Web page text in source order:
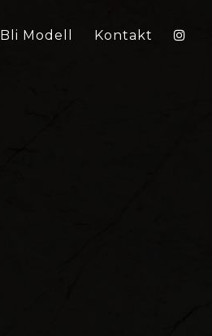
Bli Modell Kontakt